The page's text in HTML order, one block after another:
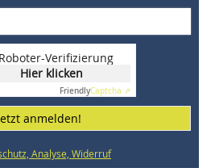
Verifizierung
Hier klicken
FriendlyCaptcha ⇗
anmelden!
Analyse, Widerruf